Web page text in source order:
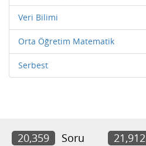
Veri Bilimi
Orta Öğretim Matematik
Serbest
20,359 Soru 21,912